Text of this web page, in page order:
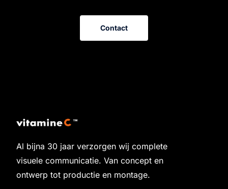
Contact
Al bijna 30 jaar verzorgen wij complete
visuele communicatie. Van concept en
ontwerp tot productie en montage.